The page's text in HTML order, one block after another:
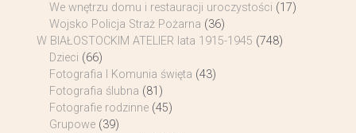
We wnętrzu domu i restauracji uroczystości (17)
Wojsko Policja Straż Pożarna (36)
W BIAŁOSTOCKIM ATELIER lata 1915-1945 (748)
Dzieci (66)
Fotografia I Komunia święta (43)
Fotografia ślubna (81)
Fotografie rodzinne (45)
Grupowe (39)